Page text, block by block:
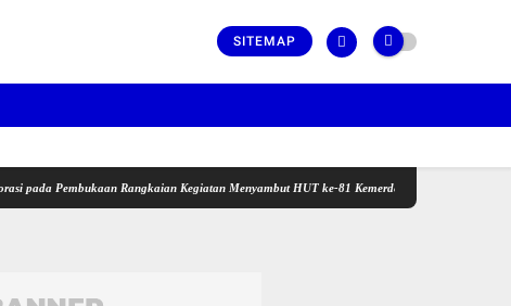
SITEMAP
Pembukaan Rangkaian Kegiatan Menyambut HUT ke-81 Kemerdekaan RI di Desa Surabaya